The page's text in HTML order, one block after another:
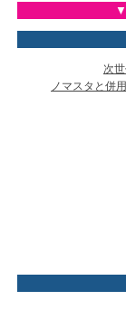
▼
次
ノマスタと併